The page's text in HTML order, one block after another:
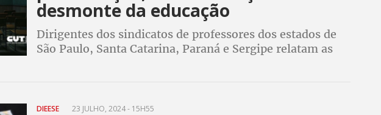
desmonte da educação
Dirigentes dos sindicatos de professores dos estados de
São Paulo, Santa Catarina, Paraná e Sergipe relatam as
DIEESE 23 JULHO, 2024 - 15H55